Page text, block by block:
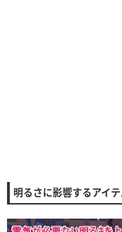
明るさに影響するアイ